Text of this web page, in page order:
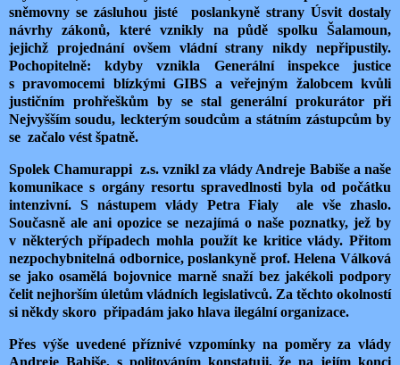
sněmovny se zásluhou jisté poslankyně strany Úsvit dostaly
návrhy zákonů, které vznikly na půdě spolku Šalamoun,
jejichž projednání ovšem vládní strany nikdy nepřipustily.
Pochopitelně: kdyby vznikla Generální inspekce justice
s pravomocemi blízkými GIBS a veřejným žalobcem kvůli
justičním prohřeškům by se stal generální prokurátor při
Nejvyšším soudu, leckterým soudcům a státním zástupcům by
se začalo vést špatně.
Spolek Chamurappi z.s. vznikl za vlády Andreje Babiše a naše
komunikace s orgány resortu spravedlnosti byla od počátku
intenzivní. S nástupem vlády Petra Fialy
ale vše zhaslo.
Současně ale ani opozice se nezajímá o naše poznatky, jež by
v některých případech mohla použít ke kritice vlády. Přitom
nezpochybnitelná odbornice, poslankyně prof. Helena Válková
se jako osamělá bojovnice marně snaží bez jakékoli podpory
čelit nejhorším úletům vládních legislativců. Za těchto okolností
si někdy skoro připadám jako hlava ilegální organizace.
Přes výše uvedené příznivé vzpomínky na poměry za vlády